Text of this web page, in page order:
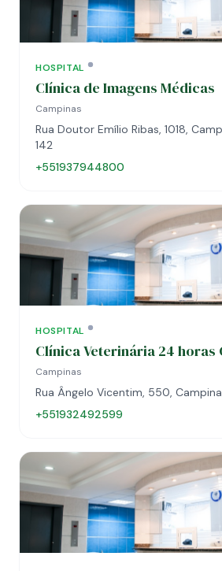
HOSPITAL
Clínica de Imagens Médicas
Campinas
Rua Doutor Emílio Ribas, 1018,
142
+551937944800
HOSPITAL
Clínica
Campinas
Rua Ângelo Vicentim, 550,
+551932492599